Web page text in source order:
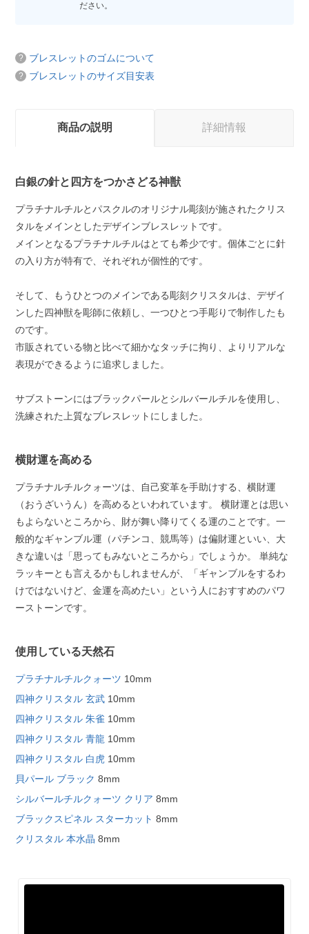
ださい。
ブレスレットのゴムについて
ブレスレットのサイズ目安表
商品の説明 詳細情報
白銀の針と四方をつかさどる神獣
プラチナルチルとパスクルのオリジナル彫刻が施されたクリス
タルをメインとしたデザインブレスレットです。
メインとなるプラチナルチルはとても希少です。個体ごとに針
の入り方が特有で、それぞれが個性的です。
そして、もうひとつのメインである彫刻クリスタルは、デザイ
ンした四神獣を彫師に依頼し、一つひとつ手彫りで制作したも
のです。
市販されている物と比べて細かなタッチに拘り、よりリアルな
表現ができるように追求しました。
サブストーンにはブラックパールとシルバールチルを使用し、
洗練された上質なブレスレットにしました。
横財運を高める
プラチナルチルクォーツは、自己変革を手助けする、横財運
（おうざいうん）を高めるといわれています。 横財運とは思い
もよらないところから、財が舞い降りてくる運のことです。一
般的なギャンブル運（パチンコ、競馬等）は偏財運といい、大
きな違いは「思ってもみないところから」でしょうか。 単純な
ラッキーとも言えるかもしれませんが、「ギャンブルをするわ
けではないけど、金運を高めたい」という人におすすめのパワ
ーストーンです。
使用している天然石
プラチナルチルクォーツ 10mm
四神クリスタル 玄武 10mm
四神クリスタル 朱雀 10mm
四神クリスタル 青龍 10mm
四神クリスタル 白虎 10mm
貝パール ブラック 8mm
シルバールチルクォーツ クリア 8mm
ブラックスピネル スターカット 8mm
クリスタル 本水晶 8mm